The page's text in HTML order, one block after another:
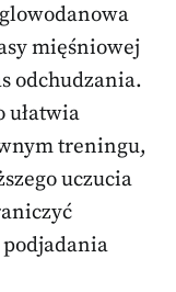
mięśniowej
odchudzania.
ułatwia
treningu,
uczucia